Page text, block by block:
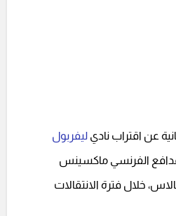
عن اقتراب نادي ليفربول
الفرنسي ماكسينس
خلال فترة الانتقالات